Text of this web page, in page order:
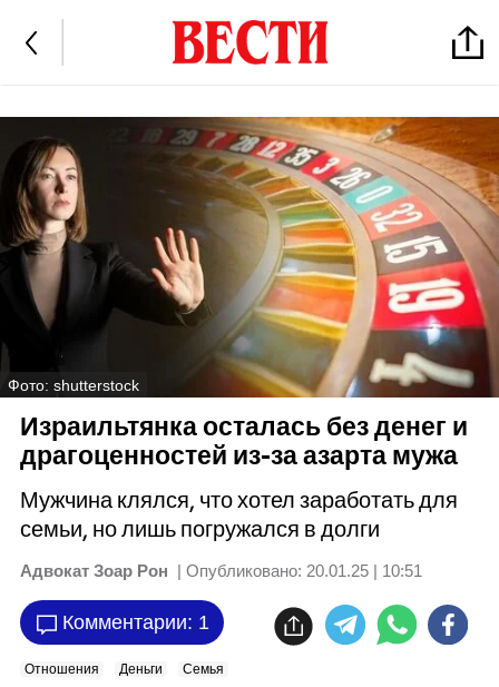
Фото: shutterstock
Израильтянка осталась без денег и
драгоценностей из-за азарта мужа
Мужчина клялся, что хотел заработать для
семьи, но лишь погружался в долги
Адвокат Зоар Рон | Опубликовано: 20.01.25 | 10:51
Комментарии: 1
Отношения Деньги Семья